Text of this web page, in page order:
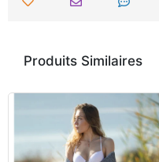
Produits Similaires